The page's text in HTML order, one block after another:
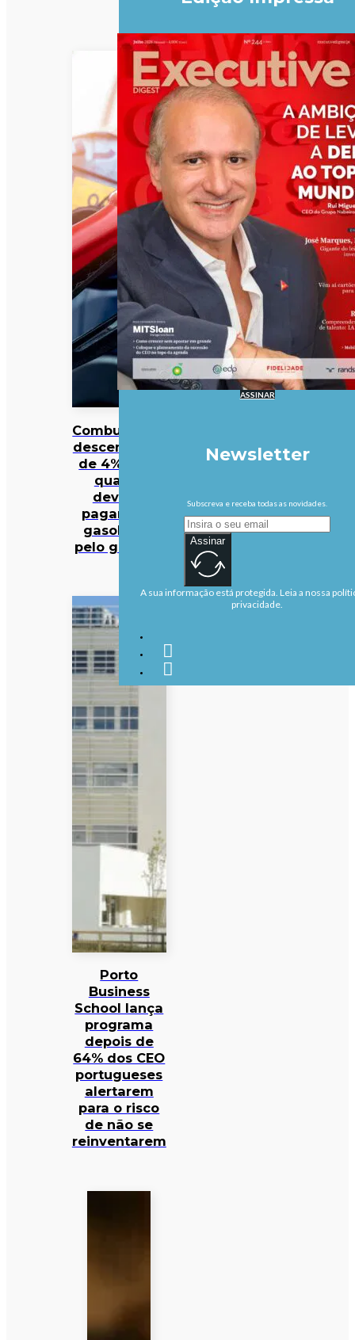
Combustíveis
descem mais
de 4%. Veja
quanto
deveria
pagar pela
gasolina e
pelo gasóleo
Porto
Business
School lança
programa
depois de
64% dos CEO
portugueses
alertarem
para o risco
de não se
reinventarem
ASSINAR
Newsletter
Subscreva e receba todas as novidades.
Assinar
A sua informação está protegida. Leia a nossa
privacidade.